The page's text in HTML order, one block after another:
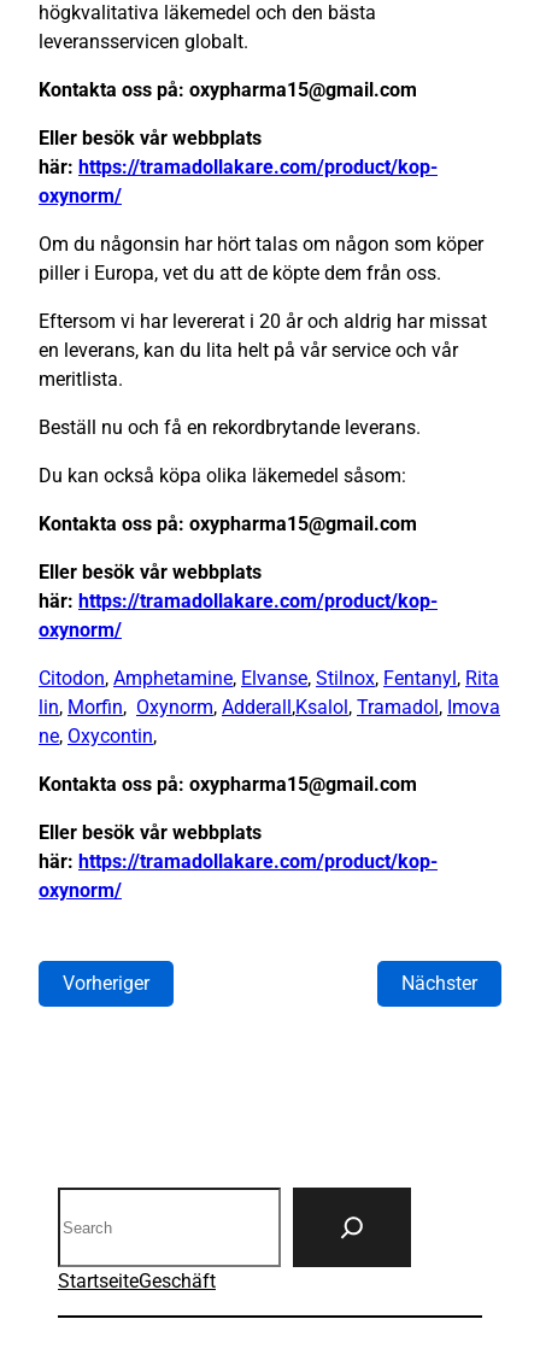
högkvalitativa läkemedel och den bästa
leveransservicen globalt.
Kontakta oss på: oxypharma15@gmail.com
Eller besök vår webbplats
här: https://tramadollakare.com/product/kop-
oxynorm/
Om du någonsin har hört talas om någon som köper
piller i Europa, vet du att de köpte dem från oss.
Eftersom vi har levererat i 20 år och aldrig har missat
en leverans, kan du lita helt på vår service och vår
meritlista.
Beställ nu och få en rekordbrytande leverans.
Du kan också köpa olika läkemedel såsom:
Kontakta oss på: oxypharma15@gmail.com
Eller besök vår webbplats
här: https://tramadollakare.com/product/kop-
oxynorm/
Citodon, Amphetamine, Elvanse, Stilnox, Fentanyl , Rita
lin, Morfin, Oxynorm, Adderall ,Ksalol , Tramadol , Imova
ne, Oxycontin,
Kontakta oss på: oxypharma15@gmail.com
Eller besök vår webbplats
här: https://tramadollakare.com/product/kop-
oxynorm/
Vorheriger Nächster
StartseiteGeschäft